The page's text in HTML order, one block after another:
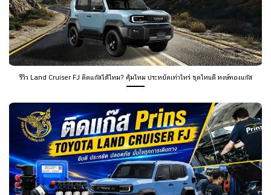
รีวิว Land Cruiser FJ ติดแก๊สได้ไหม? คุ้มไหม ประหยัดเท่าไหร่ ชุดไหนดี หงษ์ทองแก๊ส